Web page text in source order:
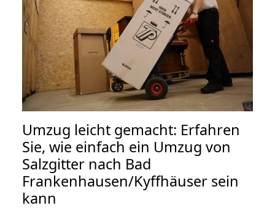
Umzug leicht gemacht: Erfahren
Sie, wie einfach ein Umzug von
Salzgitter nach Bad
Frankenhausen/Kyffhäuser sein
kann